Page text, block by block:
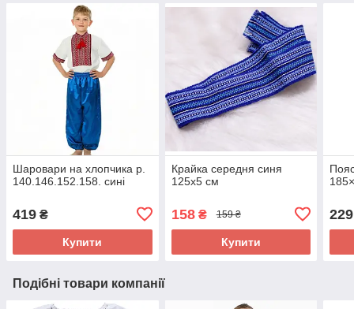
Шаровари на хлопчика р.
140.146.152.158. сині
419 ₴
Купити
Крайка середня синя
125х5 см
158₴ 159 ₴
Купити
229
Подібні товари компанії